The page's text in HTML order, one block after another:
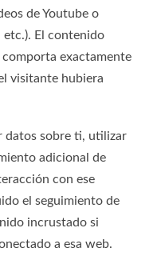
de Youtube o
etc.). El contenido
exactamente
visitante hubiera
datos sobre ti, utilizar
adicional de
con ese
el seguimiento de
incrustado si
a esa web.